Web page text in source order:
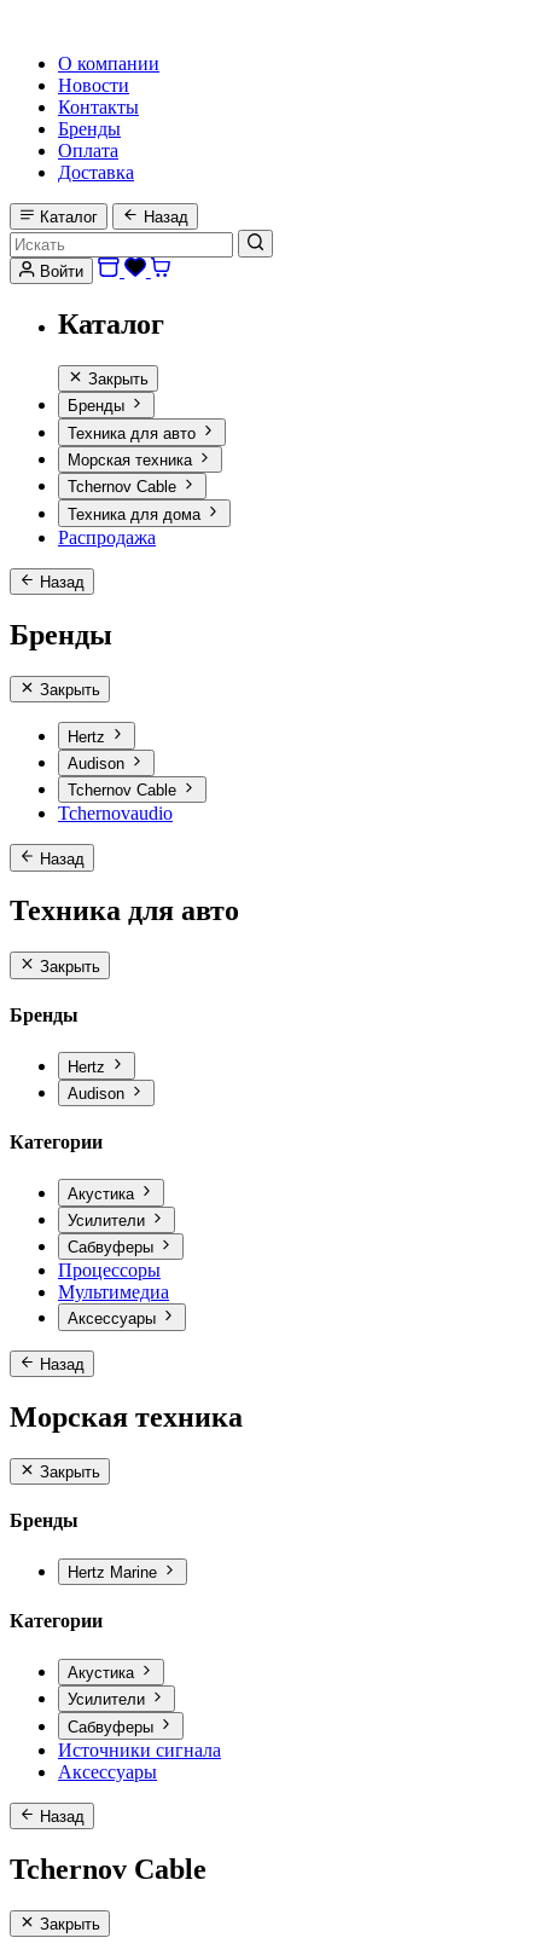
О компании
Новости
Контакты
Бренды
Оплата
Доставка
Каталог Назад
Войти
Каталог
Закрыть
Бренды
Техника для авто
Морская техника
Tchernov Cable
Техника для дома
Распродажа
Назад
Бренды
Закрыть
Hertz
Audison
Tchernov Cable
Tchernovaudio
Назад
Техника для авто
Закрыть
Бренды
Hertz
Audison
Категории
Акустика
Усилители
Сабвуферы
Процессоры
Мультимедиа
Аксессуары
Назад
Морская техника
Закрыть
Бренды
Hertz Marine
Категории
Акустика
Усилители
Сабвуферы
Источники сигнала
Аксессуары
Назад
Tchernov Cable
Закрыть